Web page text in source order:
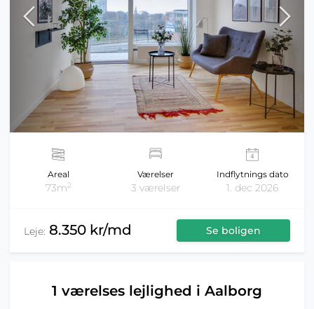
Areal
73m2
Værelser
3 værelser
Indflytnings dato
1. dec 2026
Leje: 8.350 kr/md Se boligen
1 værelses lejlighed i Aalborg